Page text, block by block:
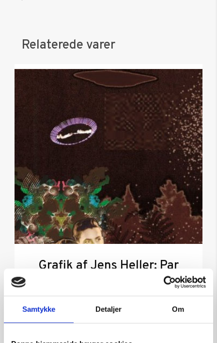
Samtykke Detaljer Om
Relaterede varer
Grafik af Jens Heller: Par
Diverse kunstnere – grafik
Størrelse: 60×40
kr.1.500,00